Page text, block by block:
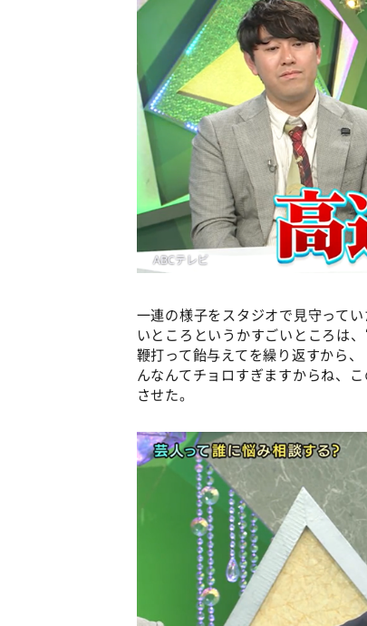
一連の様子をスタジオで見守って
いところというかすごいところは
鞭打って飴与えてを繰り返すから
んなんてチョロすぎますからね、
させた。